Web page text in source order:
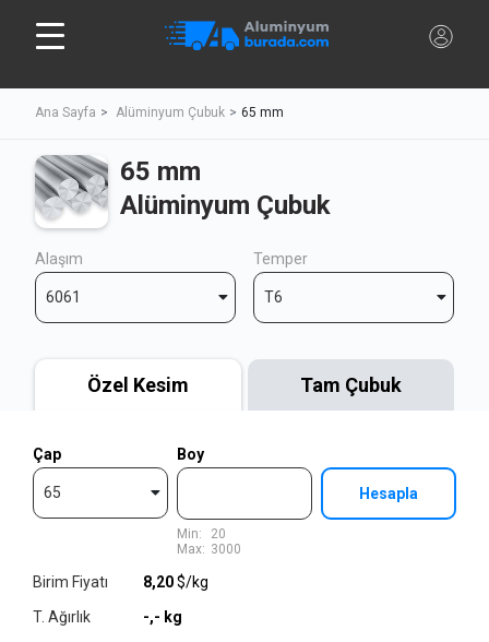
Ana Sayfa Alüminyum Çubuk 65 mm
65 mm
Alüminyum Çubuk
Alaşım
6061
Temper
T6
Özel Kesim Tam Çubuk
Çap
65
Boy
Min:
Max:
20
3000
Hesapla
Birim Fiyatı
T. Ağırlık
8,20$/kg
-,- kg